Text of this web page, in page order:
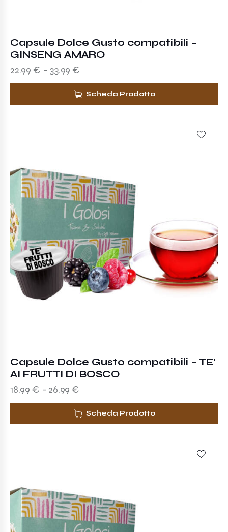
Capsule Dolce Gusto compatibili –
GINSENG AMARO
22.99 € - 33.99 €
Scheda Prodotto
Capsule Dolce Gusto compatibili – TE’
AI FRUTTI DI BOSCO
18.99 € - 26.99 €
Scheda Prodotto